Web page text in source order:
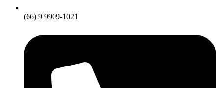
(66) 9 9909-1021